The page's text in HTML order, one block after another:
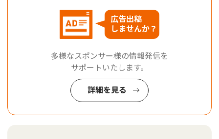
広告出稿
しませんか？
多様なスポンサー様の情報発信を
サポートいたします。
詳細を見る